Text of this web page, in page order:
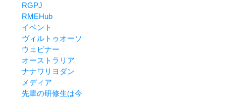
RGPJ
RMEHub
イベント
ヴィルトゥオーソ
ウェビナー
オーストラリア
ナナワリヨダン
メディア
先輩の研修生は今